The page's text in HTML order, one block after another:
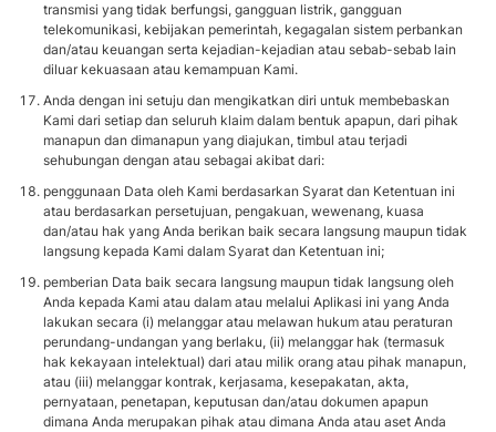
transmisi yang tidak berfungsi, gangguan listrik, gangguan
telekomunikasi, kebijakan pemerintah, kegagalan sistem perbankan
dan/atau keuangan serta kejadian-kejadian atau sebab-sebab lain
diluar kekuasaan atau kemampuan Kami.
Anda dengan ini setuju dan mengikatkan diri untuk membebaskan
Kami dari setiap dan seluruh klaim dalam bentuk apapun, dari pihak
manapun dan dimanapun yang diajukan, timbul atau terjadi
sehubungan dengan atau sebagai akibat dari:
penggunaan Data oleh Kami berdasarkan Syarat dan Ketentuan ini
atau berdasarkan persetujuan, pengakuan, wewenang, kuasa
dan/atau hak yang Anda berikan baik secara langsung maupun tidak
langsung kepada Kami dalam Syarat dan Ketentuan ini;
pemberian Data baik secara langsung maupun tidak langsung oleh
Anda kepada Kami atau dalam atau melalui Aplikasi ini yang Anda
lakukan secara (i) melanggar atau melawan hukum atau peraturan
perundang-undangan yang berlaku, (ii) melanggar hak (termasuk
hak kekayaan intelektual) dari atau milik orang atau pihak manapun,
atau (iii) melanggar kontrak, kerjasama, kesepakatan, akta,
pernyataan, penetapan, keputusan dan/atau dokumen apapun
dimana Anda merupakan pihak atau dimana Anda atau aset Anda